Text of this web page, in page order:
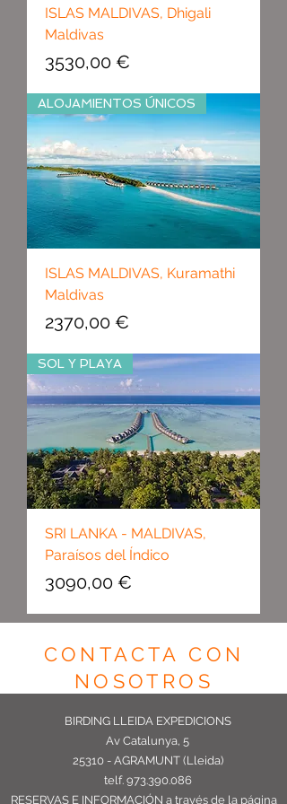
ISLAS MALDIVAS, Dhigali
Maldivas
Precio
3530,00 €
ALOJAMIENTOS ÚNICOS
ISLAS MALDIVAS, Kuramathi
Maldivas
Precio
2370,00 €
SOL Y PLAYA
SRI LANKA - MALDIVAS,
Paraísos del Índico
Precio
3090,00 €
CONTACTA CON
NOSOTROS
BIRDING LLEIDA EXPEDICIONS
Av Catalunya, 5
25310 - AGRAMUNT (Lleida)
telf. 973.390.086
RESERVAS E INFORMACIÓN a través de la página